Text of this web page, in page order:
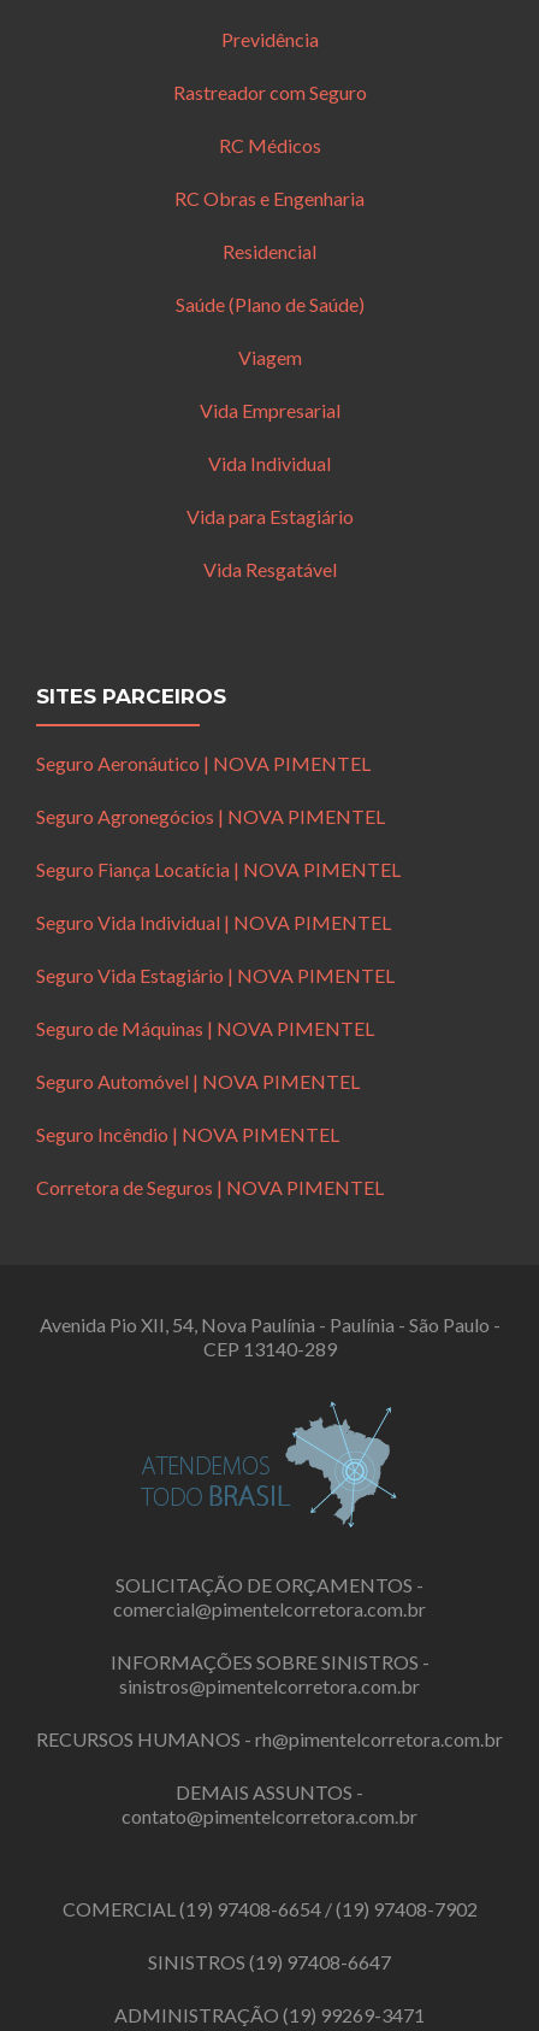
Previdência
Rastreador com Seguro
RC Médicos
RC Obras e Engenharia
Residencial
Saúde (Plano de Saúde)
Viagem
Vida Empresarial
Vida Individual
Vida para Estagiário
Vida Resgatável
SITES PARCEIROS
Seguro Aeronáutico | NOVA PIMENTEL
Seguro Agronegócios | NOVA PIMENTEL
Seguro Fiança Locatícia | NOVA PIMENTEL
Seguro Vida Individual | NOVA PIMENTEL
Seguro Vida Estagiário | NOVA PIMENTEL
Seguro de Máquinas | NOVA PIMENTEL
Seguro Automóvel | NOVA PIMENTEL
Seguro Incêndio | NOVA PIMENTEL
Corretora de Seguros | NOVA PIMENTEL
Avenida Pio XII, 54, Nova Paulínia - Paulínia - São Paulo -
CEP 13140-289
SOLICITAÇÃO DE ORÇAMENTOS -
comercial@pimentelcorretora.com.br
INFORMAÇÕES SOBRE SINISTROS -
sinistros@pimentelcorretora.com.br
RECURSOS HUMANOS - rh@pimentelcorretora.com.br
DEMAIS ASSUNTOS -
contato@pimentelcorretora.com.br
COMERCIAL(19) 97408-6654/(19) 97408-7902
SINISTROS (19) 97408-6647
ADMINISTRAÇÃO (19) 99269-3471